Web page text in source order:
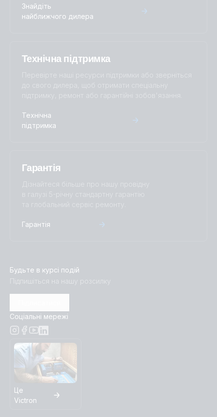
Centaur Charger 12V 30A (3) 120-240V (left)
Centaur Charger 12V 30A (3) 120-240V (right)
Centaur Charger 12V 40A (3) 120-240V (pcb conn)
Centaur Charger 12V 40A (3) 120-240V (right)
Centaur Charger 12V 60A (3) 120-240V (front)
Centaur Charger 12V 60A (3) 120-240V (left)
Centaur Charger 12V 60A (3) 120-240V (right)
Знайдіть
найближчого дилера
Технічна підтримка
Перевірте наші ресурси підтримки або зверніться
до свого дилера, щоб отримати спеціальну
підтримку, ремонт або гарантійні зобов'язання.
Технічна
підтримка
Гарантія
Дізнайтеся більше про нашу провідну
в галузі 5-річну стандартну гарантію
та глобальний сервіс ремонту.
Гарантія
Будьте в курсі подій
Підпишіться на нашу розсилку
Соціальні мережі
Це
Victron